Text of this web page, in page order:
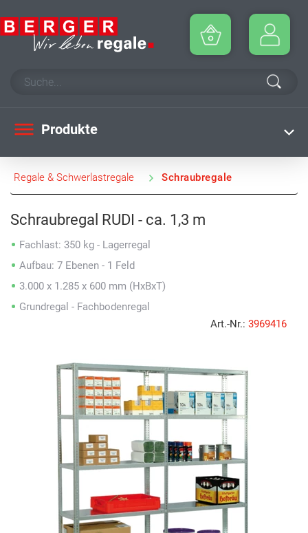
Produkte
Regale & Schwerlastregale Schraubregale
Schraubregal RUDI - ca. 1,3 m
Fachlast: 350 kg - Lagerregal
Aufbau: 7 Ebenen - 1 Feld
3.000 x 1.285 x 600 mm (HxBxT)
Grundregal - Fachbodenregal
Art.-Nr.: 3969416